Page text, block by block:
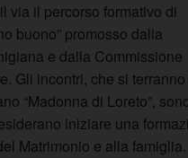
via il percorso formativo di
buono” promosso dalla
e dalla Commissione
Gli incontri, che si terranno
“Madonna di Loreto”,
iniziare una
Matrimonio e alla